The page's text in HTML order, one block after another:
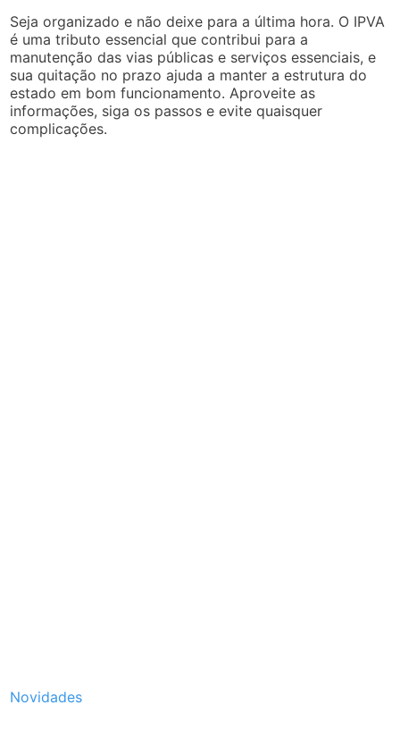
Seja organizado e não deixe para a última hora. O IPVA
é uma tributo essencial que contribui para a
manutenção das vias públicas e serviços essenciais, e
sua quitação no prazo ajuda a manter a estrutura do
estado em bom funcionamento. Aproveite as
informações, siga os passos e evite quaisquer
complicações.
Novidades